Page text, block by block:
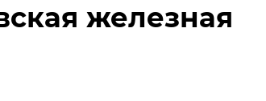
железная